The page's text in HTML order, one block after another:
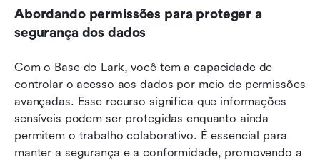
Abordando permissões para proteger a
segurança dos dados
Com o Base do Lark, você tem a capacidade de
controlar o acesso aos dados por meio de permissões
avançadas. Esse recurso significa que informações
sensíveis podem ser protegidas enquanto ainda
permitem o trabalho colaborativo. É essencial para
manter a segurança e a conformidade, promovendo a